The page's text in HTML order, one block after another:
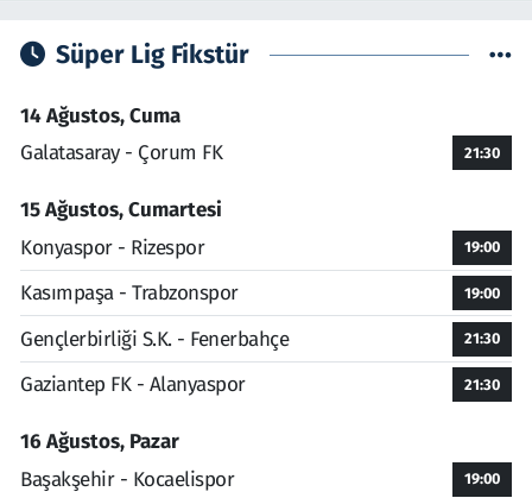
Süper Lig Fikstür
14 Ağustos, Cuma
Galatasaray - Çorum FK
21:30
15 Ağustos, Cumartesi
Konyaspor - Rizespor
19:00
Kasımpaşa - Trabzonspor 19:00
Gençlerbirliği S.K. - Fenerbahçe 21:30
Gaziantep FK - Alanyaspor 21:30
16 Ağustos, Pazar
Başakşehir - Kocaelispor
19:00